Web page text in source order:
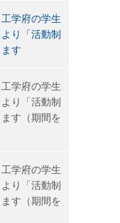
学府の学生
り「活動制
す
学府の学生
り「活動制
す（期間を
学府の学生
り「活動制
す（期間を